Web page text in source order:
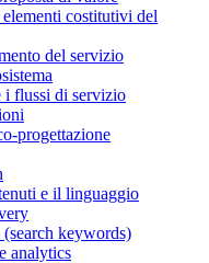
costitutivi del
del servizio
i flussi di servizio
progettazione
e il linguaggio
keywords)
analytics